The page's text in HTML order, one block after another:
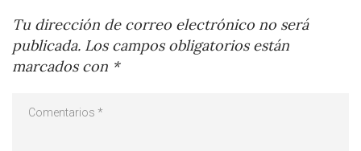
Tu dirección de correo electrónico no será
publicada. Los campos obligatorios están
marcados con *